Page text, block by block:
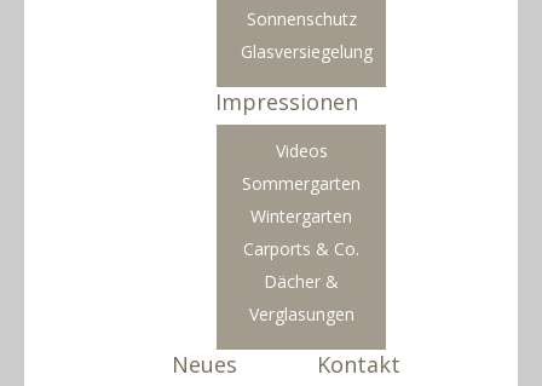
Sonnenschutz
Glasversiegelung
Impressionen
Videos
Sommergarten
Wintergarten
Carports & Co.
Dächer &
Verglasungen
Neues
Kontakt